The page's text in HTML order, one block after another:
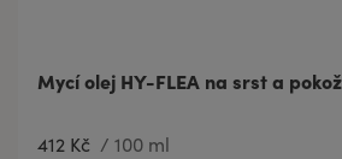
Mycí olej HY-FLEA na srst a
412 Kč / 100 ml